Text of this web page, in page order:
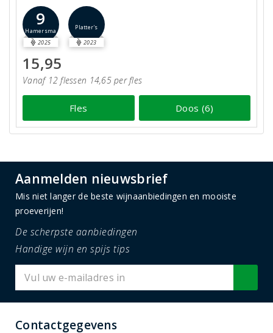
9
Hamersma
2025
Platter's
2023
15,95
Vanaf 12 flessen 14,65 per fles
Fles Doos (6)
Aanmelden nieuwsbrief
Mis niet langer de beste wijnaanbiedingen en mooiste
proeverijen!
De scherpste aanbiedingen
Handige wijn en spijs tips
Contactgegevens